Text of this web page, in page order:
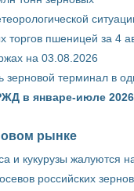
торгов пшеницей за 4
на 03.08.2026
зерновой терминал в
в январе-июле
рынке
и кукурузы жалуются
российских